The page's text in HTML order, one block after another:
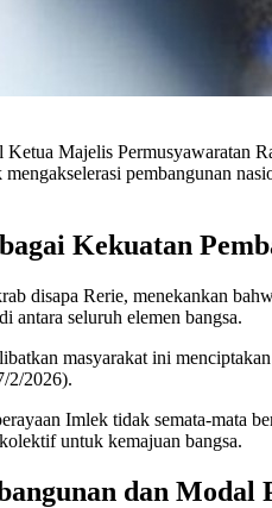
Majelis Permusyawaratan
pembangunan
Kekuatan
disapa Rerie, menekankan
antara seluruh elemen bangsa.
masyarakat ini
2/2026).
Imlek tidak semata-mata
untuk kemajuan bangsa.
dan Modal